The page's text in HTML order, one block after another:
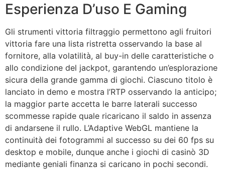
Esperienza D’uso E Gaming
Gli strumenti vittoria filtraggio permettono agli fruitori
vittoria fare una lista ristretta osservando la base al
fornitore, alla volatilità, al buy-in delle caratteristiche o
allo condizione del jackpot, garantendo un’esplorazione
sicura della grande gamma di giochi. Ciascuno titolo è
lanciato in demo e mostra l’RTP osservando la anticipo;
la maggior parte accetta le barre laterali successo
scommesse rapide quale ricaricano il saldo in assenza
di andarsene il rullo. L’Adaptive WebGL mantiene la
continuità dei fotogrammi al successo su dei 60 fps su
desktop e mobile, dunque anche i giochi di casinò 3D
mediante geniali finanza si caricano in pochi secondi.